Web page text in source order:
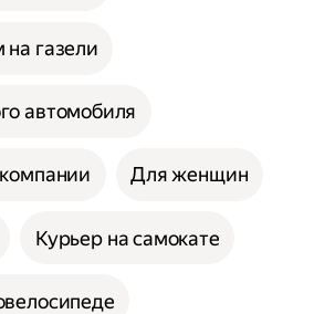
на газели
автомобиля
Для женщин
Курьер на самокате